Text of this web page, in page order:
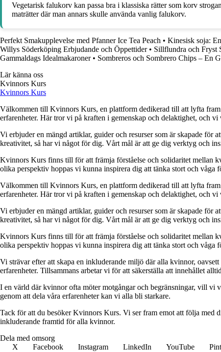
Vegetarisk falukorv kan passa bra i klassiska rätter som korv
maträtter där man annars skulle använda vanlig falukorv.
Perfekt Smakupplevelse med Pfanner Ice Tea Peach • Kinesisk soja:
Willys Söderköping Erbjudande och Öppettider• Sillflundra och Fryst
Gammaldags Idealmakaroner• Sombreros och Sombrero Chips – En
Lär känna oss
Kvinnors Kurs
Kvinnors Kurs
Välkommen till Kvinnors Kurs, en plattform dedikerad till att lyfta
erfarenheter. Här tror vi på kraften i gemenskap och delaktighet, och
Vi erbjuder en mängd artiklar, guider och resurser som är skapade för
kreativitet, så har vi något för dig. Vårt mål är att ge dig verktyg och
Kvinnors Kurs finns till för att främja förståelse och solidaritet mellan
olika perspektiv hoppas vi kunna inspirera dig att tänka stort och våga
Välkommen till Kvinnors Kurs, en plattform dedikerad till att lyfta
erfarenheter. Här tror vi på kraften i gemenskap och delaktighet, och
Vi erbjuder en mängd artiklar, guider och resurser som är skapade för
kreativitet, så har vi något för dig. Vårt mål är att ge dig verktyg och
Kvinnors Kurs finns till för att främja förståelse och solidaritet mellan
olika perspektiv hoppas vi kunna inspirera dig att tänka stort och våga
Vi strävar efter att skapa en inkluderande miljö där alla kvinnor,
erfarenheter. Tillsammans arbetar vi för att säkerställa att innehållet
I en värld där kvinnor ofta möter motgångar och begränsningar, vill vi
genom att dela våra erfarenheter kan vi alla bli starkare.
Tack för att du besöker Kvinnors Kurs. Vi ser fram emot att följa med
inkluderande framtid för alla kvinnor.
Dela med omsorg
X
Facebook Instagram LinkedIn YouTube